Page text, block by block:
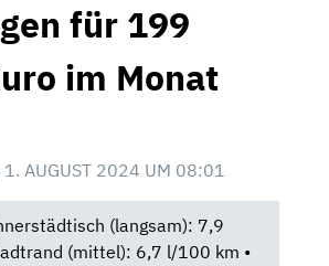
für 199
im Monat
1. AUGUST 2024 UM 08:01
(langsam): 7,9
(mittel): 6,7 l/100 km •